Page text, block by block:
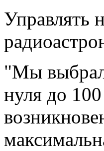
Управлять
"Мы
нуля до